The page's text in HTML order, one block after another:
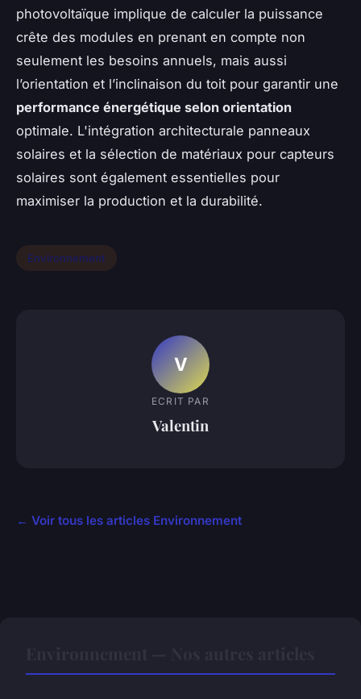
photovoltaïque implique de calculer la puissance
crête des modules en prenant en compte non
seulement les besoins annuels, mais aussi
l’orientation et l’inclinaison du toit pour garantir une
performance énergétique selon orientation
optimale. L'intégration architecturale panneaux
solaires et la sélection de matériaux pour capteurs
solaires sont également essentielles pour
maximiser la production et la durabilité.
Environnement
V
ECRIT PAR
Valentin
← Voir tous les articles Environnement